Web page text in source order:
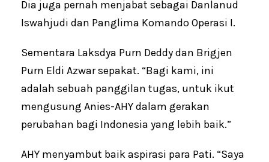
Dia juga pernah menjabat sebagai Danlanud
Iswahjudi dan Panglima Komando Operasi I.
Sementara Laksdya Purn Deddy dan Brigjen
Purn Eldi Azwar sepakat. “Bagi kami, ini
adalah sebuah panggilan tugas, untuk ikut
mengusung Anies-AHY dalam gerakan
perubahan bagi Indonesia yang lebih baik.”
AHY menyambut baik aspirasi para Pati. “Saya